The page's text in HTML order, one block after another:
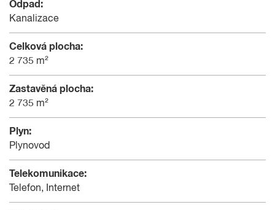
Odpad:
Kanalizace
Celková plocha:
2 735 m²
Zastavěná plocha:
2 735 m²
Plyn:
Plynovod
Telekomunikace:
Telefon, Internet